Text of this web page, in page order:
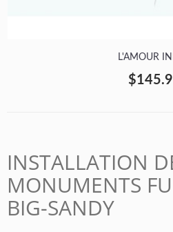
L'AMOUR
INSTALLATION
MONUMENTS
BIG-SANDY